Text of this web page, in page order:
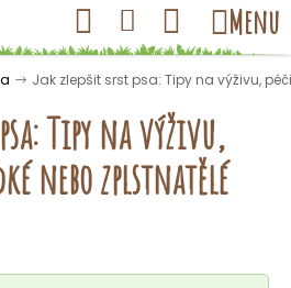
Hledat Přihlášení
Nákupní
košík
Menu
Jak zlepšit srst psa: Tipy na výživu,
Tipy na výživu,
nebo zplstnatělé